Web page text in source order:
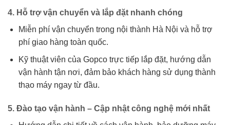
4. Hỗ trợ vận chuyển và lắp đặt nhanh chóng
Miễn phí vận chuyển trong nội thành Hà Nội và hỗ trợ
phí giao hàng toàn quốc.
Kỹ thuật viên của Gopco trực tiếp lắp đặt, hướng dẫn
vận hành tận nơi, đảm bảo khách hàng sử dụng thành
thạo máy ngay từ đầu.
5. Đào tạo vận hành – Cập nhật công nghệ mới nhất